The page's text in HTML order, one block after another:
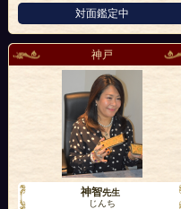
対面鑑定中
神戸
神智先生
じんち